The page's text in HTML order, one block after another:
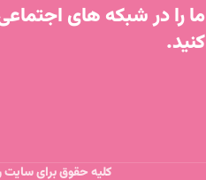
ما را در شبکه های
کنید.
کلیه حقوق برای